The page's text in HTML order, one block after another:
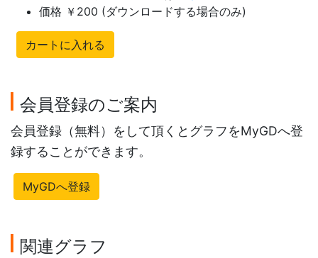
価格 ￥200 (ダウンロードする場合のみ)
カートに入れる
会員登録のご案内
会員登録（無料）をして頂くとグラフをMyGDへ登
録することができます。
MyGDへ登録
関連グラフ